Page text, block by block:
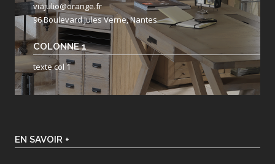
viajulio@orange.fr
96 Boulevard Jules Verne, Nantes
COLONNE 1
texte col 1
EN SAVOIR +